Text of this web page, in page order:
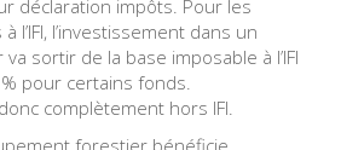
déclaration impôts. Pour les
l’IFI, l’investissement dans un
sortir de la base imposable à l’IFI
pour certains fonds.
complètement hors IFI.
forestier bénéficie